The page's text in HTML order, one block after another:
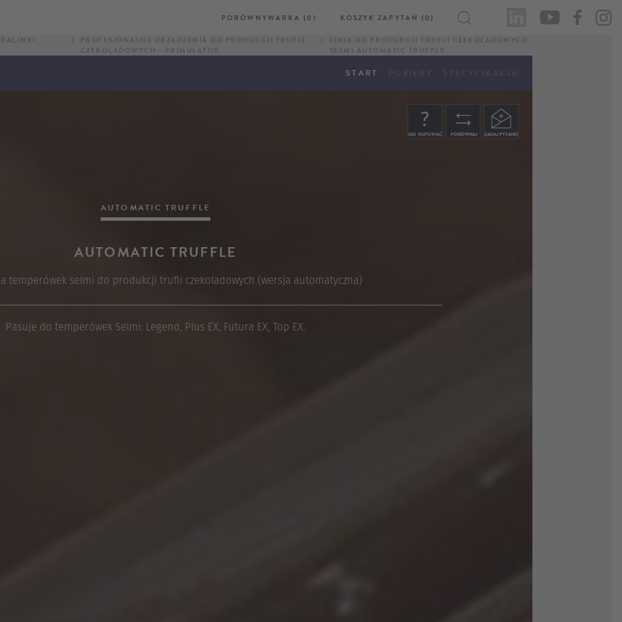
PORÓWNYWARKA (0) KOSZYK ZAPYTAŃ (0)
PROFESJONALNE URZĄDZENIA DO PRODUKCJI TRUFLI
CZEKOLADOWYCH - PRIMULATOR
LINIA DO PRODUKCJI TRUFLI CZEKOLADOWYCH
SELMI AUTOMATIC TRUFFLE
START
AUTOMATIC TRUFFLE
AUTOMATIC TRUFFLE
temperówek selmi do produkcji trufli czekoladowych (wersja automatyczna)
Pasuje do temperówek Selmi: Legend, Plus EX, Futura EX, Top EX.